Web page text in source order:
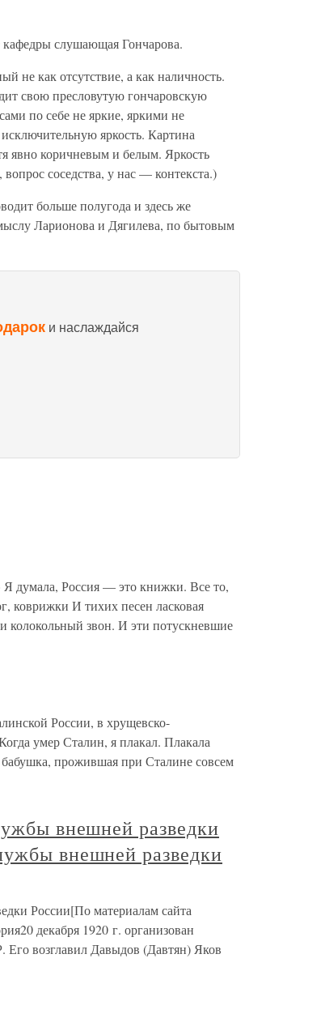
слушающая Гончарова.
не как отсутствие, а как наличность.
свою пресловутую гончаровскую
по себе не яркие, яркими не
яркость. Картина
явно коричневым и белым. Яркость
соседства, у нас — контекста.)
больше полугода и здесь же
Ларионова и Дягилева, по бытовым
и наслаждайся
Россия — это книжки. Все то,
коврижки И тихих песен ласковая
звон. И эти потускневшие
России, в хрущевско-
умер Сталин, я плакал. Плакала
прожившая при Сталине совсем
внешней разведки
внешней разведки
России[По материалам сайта
декабря 1920 г. организован
возглавил Давыдов (Давтян) Яков